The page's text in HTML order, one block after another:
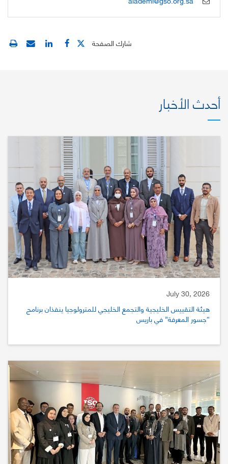
شارك الصفحة
أحدث الأخبار
July 30, 2026
هيئة التقييس الخليجية والتجمع الخليجي للمترولوجيا ينفذان برنامج
“جسور المعرفة” في باريس